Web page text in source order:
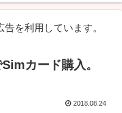
を利用しています。
カード購入。
2018.08.24